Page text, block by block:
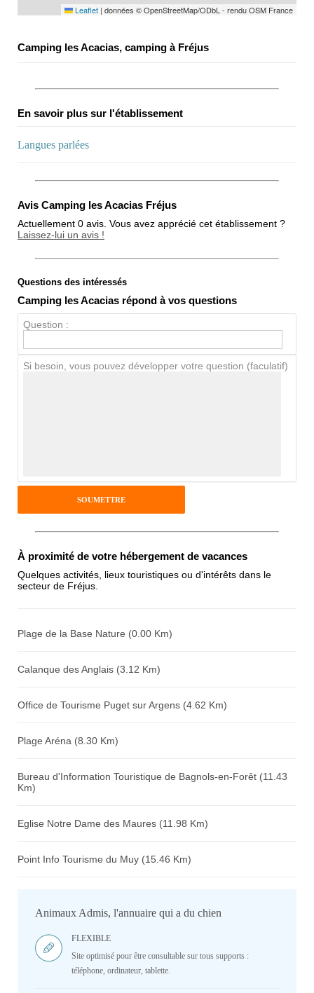
Leaflet | données © OpenStreetMap/ODbL - rendu OSM France
Camping les Acacias, camping à Fréjus
En savoir plus sur l'établissement
Langues parlées
Avis Camping les Acacias Fréjus
Actuellement 0 avis. Vous avez apprécié cet établissement ?
Laissez-lui un avis !
Note globale
Propreté
Antispam - Combien font 7x4 (en
chiffres) :
Questions des intéressés
Camping les Acacias répond à vos questions
Question :
Si besoin, vous pouvez développer votre question (faculatif)
À proximité de votre hébergement de vacances
Quelques activités, lieux touristiques ou d'intérêts dans le
secteur de Fréjus.
Plage de la Base Nature (0.00 Km)
Calanque des Anglais (3.12 Km)
Office de Tourisme Puget sur Argens (4.62 Km)
Plage Aréna (8.30 Km)
Bureau d'Information Touristique de Bagnols-en-Forêt (11.43
Km)
Eglise Notre Dame des Maures (11.98 Km)
Point Info Tourisme du Muy (15.46 Km)
Animaux Admis, l'annuaire qui a du chien
FLEXIBLE
Site optimisé pour être consultable sur tous supports :
téléphone, ordinateur, tablette.